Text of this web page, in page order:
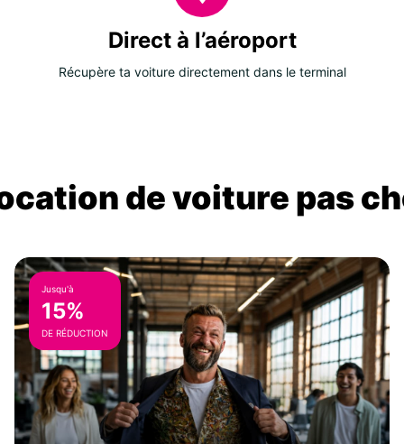
Direct à l’aéroport
Récupère ta voiture directement dans le terminal
de voiture pas
Jusqu'à
15%
DE RÉDUCTION